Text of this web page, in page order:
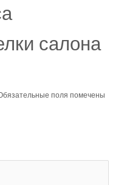
салона
поля помечены